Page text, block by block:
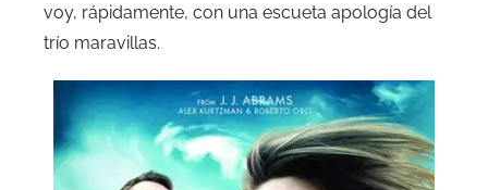
voy, rápidamente, con una escueta apología del
trío maravillas.